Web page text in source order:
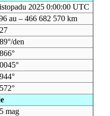
2025 0:00:00 UTC
au – 466 682 570 km
den
mag